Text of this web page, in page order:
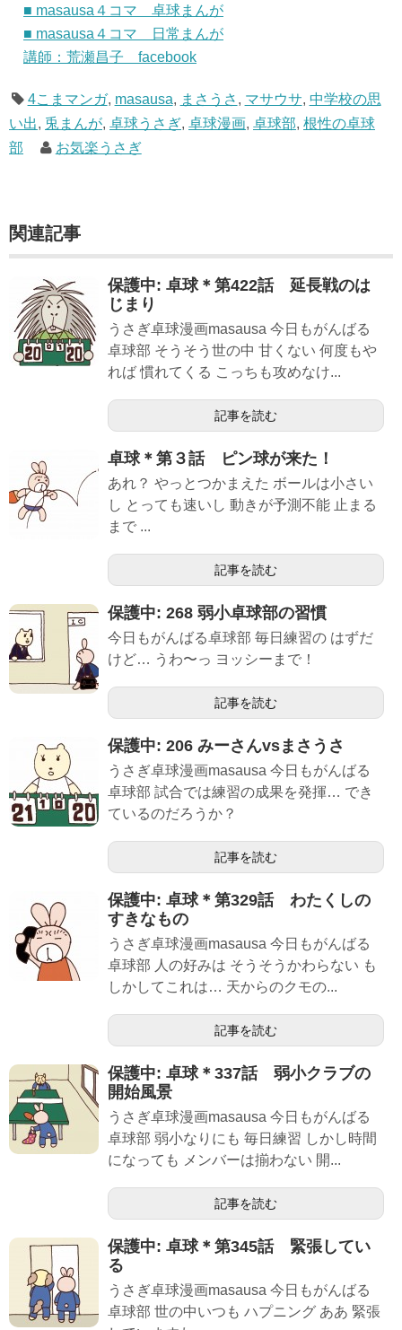
■ masausa４コマ 卓球まんが
■ masausa４コマ 日常まんが
講師：荒瀬昌子 facebook
4こまマンガ, masausa, まさうさ , マサウサ, 中学校の思
い出, 兎まんが, 卓球うさぎ, 卓球漫画, 卓球部, 根性の卓球
部
お気楽うさぎ
関連記事
保護中: 卓球＊第422話 延長戦のは
じまり
うさぎ卓球漫画masausa 今日もがんばる
卓球部 そうそう世の中 甘くない 何度もや
れば 慣れてくる こっちも攻めなけ...
記事を読む
卓球＊第３話 ピン球が来た！
あれ？ やっとつかまえた ボールは小さい
し とっても速いし 動きが予測不能 止まる
まで ...
記事を読む
保護中: 268 弱小卓球部の習慣
今日もがんばる卓球部 毎日練習の はずだ
けど… うわ〜っ ヨッシーまで！
記事を読む
保護中: 206 みーさんvsまさうさ
うさぎ卓球漫画masausa 今日もがんばる
卓球部 試合では練習の成果を発揮… でき
ているのだろうか？
記事を読む
保護中: 卓球＊第329話 わたくしの
すきなもの
うさぎ卓球漫画masausa 今日もがんばる
卓球部 人の好みは そうそうかわらない も
しかしてこれは… 天からのクモの...
記事を読む
保護中: 卓球＊337話 弱小クラブの
開始風景
うさぎ卓球漫画masausa 今日もがんばる
卓球部 弱小なりにも 毎日練習 しかし時間
になっても メンバーは揃わない 開...
記事を読む
保護中: 卓球＊第345話 緊張してい
る
うさぎ卓球漫画masausa 今日もがんばる
卓球部 世の中いつも ハプニング ああ 緊張